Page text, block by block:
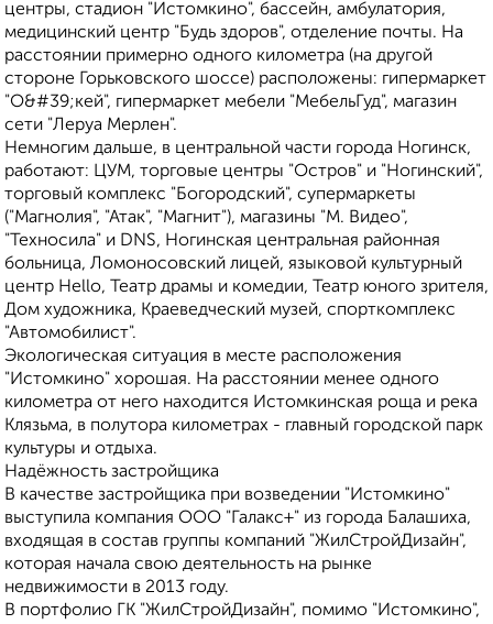
центры, стадион "Истомкино", бассейн, амбулатория,
медицинский центр "Будь здоров", отделение почты. На
расстоянии примерно одного километра (на другой
стороне Горьковского шоссе) расположены: гипермаркет
"О&#39;кей", гипермаркет мебели "МебельГуд", магазин
сети "Леруа Мерлен".
Немногим дальше, в центральной части города Ногинск,
работают: ЦУМ, торговые центры "Остров" и "Ногинский",
торговый комплекс "Богородский", супермаркеты
("Магнолия", "Атак", "Магнит"), магазины "М. Видео",
"Техносила" и DNS, Ногинская центральная районная
больница, Ломоносовский лицей, языковой культурный
центр Hello, Театр драмы и комедии, Театр юного зрителя,
Дом художника, Краеведческий музей, спорткомплекс
"Автомобилист".
Экологическая ситуация в месте расположения
"Истомкино" хорошая. На расстоянии менее одного
километра от него находится Истомкинская роща и река
Клязьма, в полутора километрах - главный городской парк
культуры и отдыха.
Надёжность застройщика
В качестве застройщика при возведении "Истомкино"
выступила компания ООО "Галакс+" из города Балашиха,
входящая в состав группы компаний "ЖилСтройДизайн",
которая начала свою деятельность на рынке
недвижимости в 2013 году.
В портфолио ГК "ЖилСтройДизайн", помимо "Истомкино",